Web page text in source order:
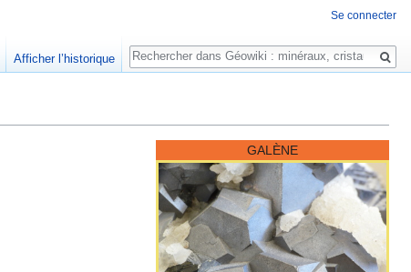
GALÈNE
Se connecter
Afficher l’historique
Rechercher